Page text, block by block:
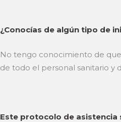
¿Conocías de algún tipo de
No tengo conocimiento de
de todo el personal sanitario y
Este protocolo de asistencia